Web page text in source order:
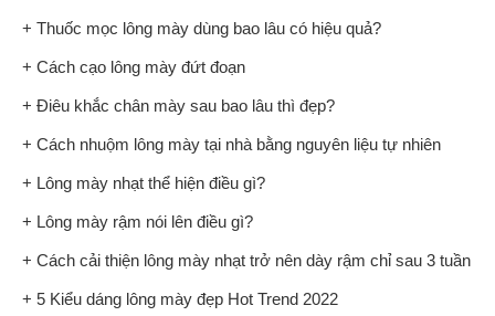
+ Thuốc mọc lông mày dùng bao lâu có hiệu quả?
+ Cách cạo lông mày đứt đoạn
+ Điêu khắc chân mày sau bao lâu thì đẹp?
+ Cách nhuộm lông mày tại nhà bằng nguyên liệu tự nhiên
+ Lông mày nhạt thể hiện điều gì?
+ Lông mày rậm nói lên điều gì?
+ Cách cải thiện lông mày nhạt trở nên dày rậm chỉ sau 3 tuần
+ 5 Kiểu dáng lông mày đẹp Hot Trend 2022